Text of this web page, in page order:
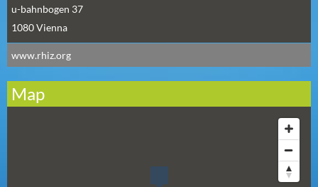
R
F
R
E
T
A
u-bahnbogen 37
1080Vienna
www.rhiz.org
Map